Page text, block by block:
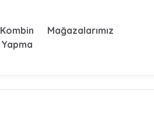
Kombin
Yapma
Mağazalarımız